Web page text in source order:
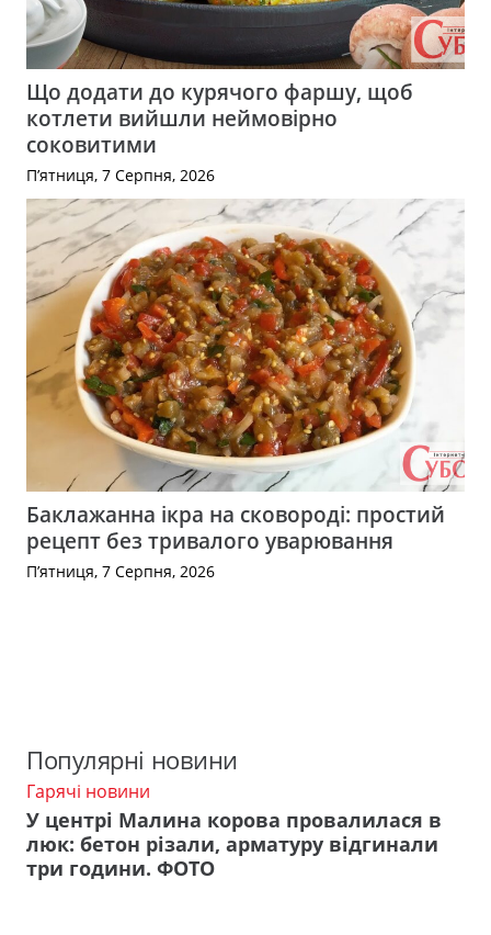
Що додати до курячого фаршу, щоб
котлети вийшли неймовірно
соковитими
П’ятниця, 7 Серпня, 2026
Баклажанна ікра на сковороді: простий
рецепт без тривалого уварювання
П’ятниця, 7 Серпня, 2026
Популярні новини
Гарячі новини
У центрі Малина корова провалилася в
люк: бетон різали, арматуру відгинали
три години. ФОТО